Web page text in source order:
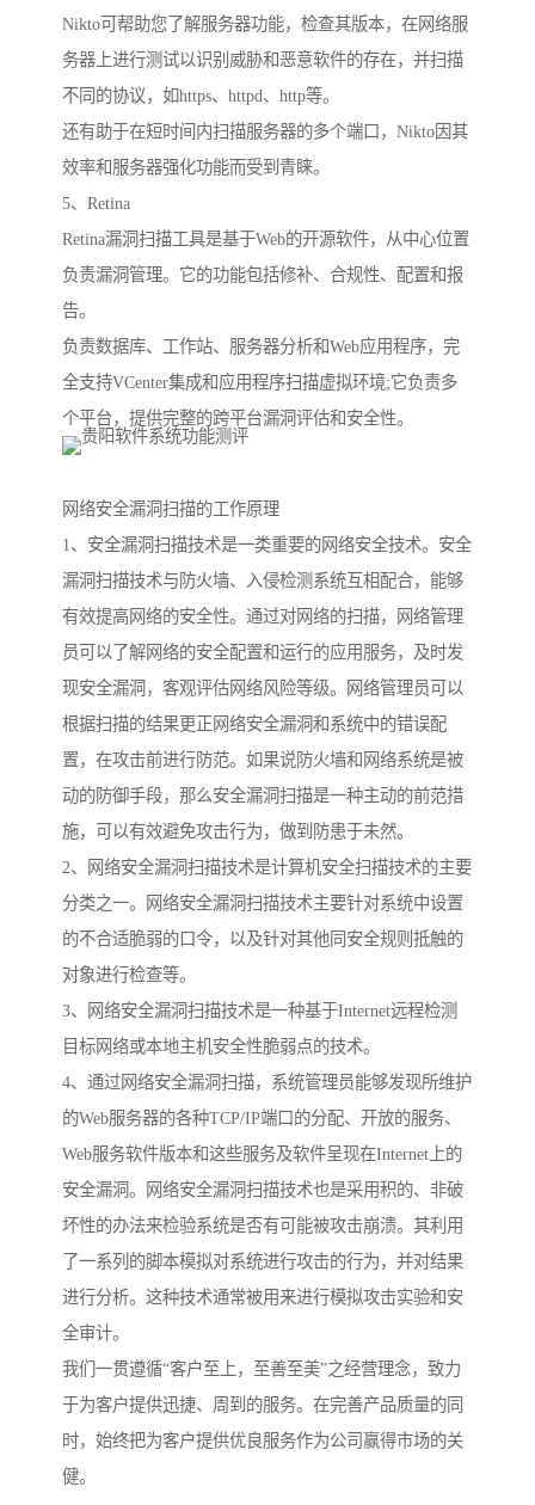
Nikto可帮助您了解服务器功能，检查其版本，在网络服
务器上进行测试以识别威胁和恶意软件的存在，并扫描
不同的协议，如https、httpd、http等。
还有助于在短时间内扫描服务器的多个端口，Nikto因其
效率和服务器强化功能而受到青睐。
5、Retina
Retina漏洞扫描工具是基于Web的开源软件，从中心位置
负责漏洞管理。它的功能包括修补、合规性、配置和报
告。
负责数据库、工作站、服务器分析和Web应用程序，完
全支持VCenter集成和应用程序扫描虚拟环境;它负责多
个平台，提供完整的跨平台漏洞评估和安全性。
网络安全漏洞扫描的工作原理
1、安全漏洞扫描技术是一类重要的网络安全技术。安全
漏洞扫描技术与防火墙、入侵检测系统互相配合，能够
有效提高网络的安全性。通过对网络的扫描，网络管理
员可以了解网络的安全配置和运行的应用服务，及时发
现安全漏洞，客观评估网络风险等级。网络管理员可以
根据扫描的结果更正网络安全漏洞和系统中的错误配
置，在攻击前进行防范。如果说防火墙和网络系统是被
动的防御手段，那么安全漏洞扫描是一种主动的前范措
施，可以有效避免攻击行为，做到防患于未然。
2、网络安全漏洞扫描技术是计算机安全扫描技术的主要
分类之一。网络安全漏洞扫描技术主要针对系统中设置
的不合适脆弱的口令，以及针对其他同安全规则抵触的
对象进行检查等。
3、网络安全漏洞扫描技术是一种基于Internet远程检测
目标网络或本地主机安全性脆弱点的技术。
4、通过网络安全漏洞扫描，系统管理员能够发现所维护
的Web服务器的各种TCP/IP端口的分配、开放的服务、
Web服务软件版本和这些服务及软件呈现在Internet上的
安全漏洞。网络安全漏洞扫描技术也是采用积的、非破
坏性的办法来检验系统是否有可能被攻击崩溃。其利用
了一系列的脚本模拟对系统进行攻击的行为，并对结果
进行分析。这种技术通常被用来进行模拟攻击实验和安
全审计。
我们一贯遵循“客户至上，至善至美”之经营理念，致力
于为客户提供迅捷、周到的服务。在完善产品质量的同
时，始终把为客户提供优良服务作为公司赢得市场的关
健。